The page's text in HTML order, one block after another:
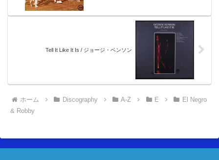
Tell It Like It Is / ジョージ・ベンソン
ホーム Discography A-Z E
El Negro
& Robby